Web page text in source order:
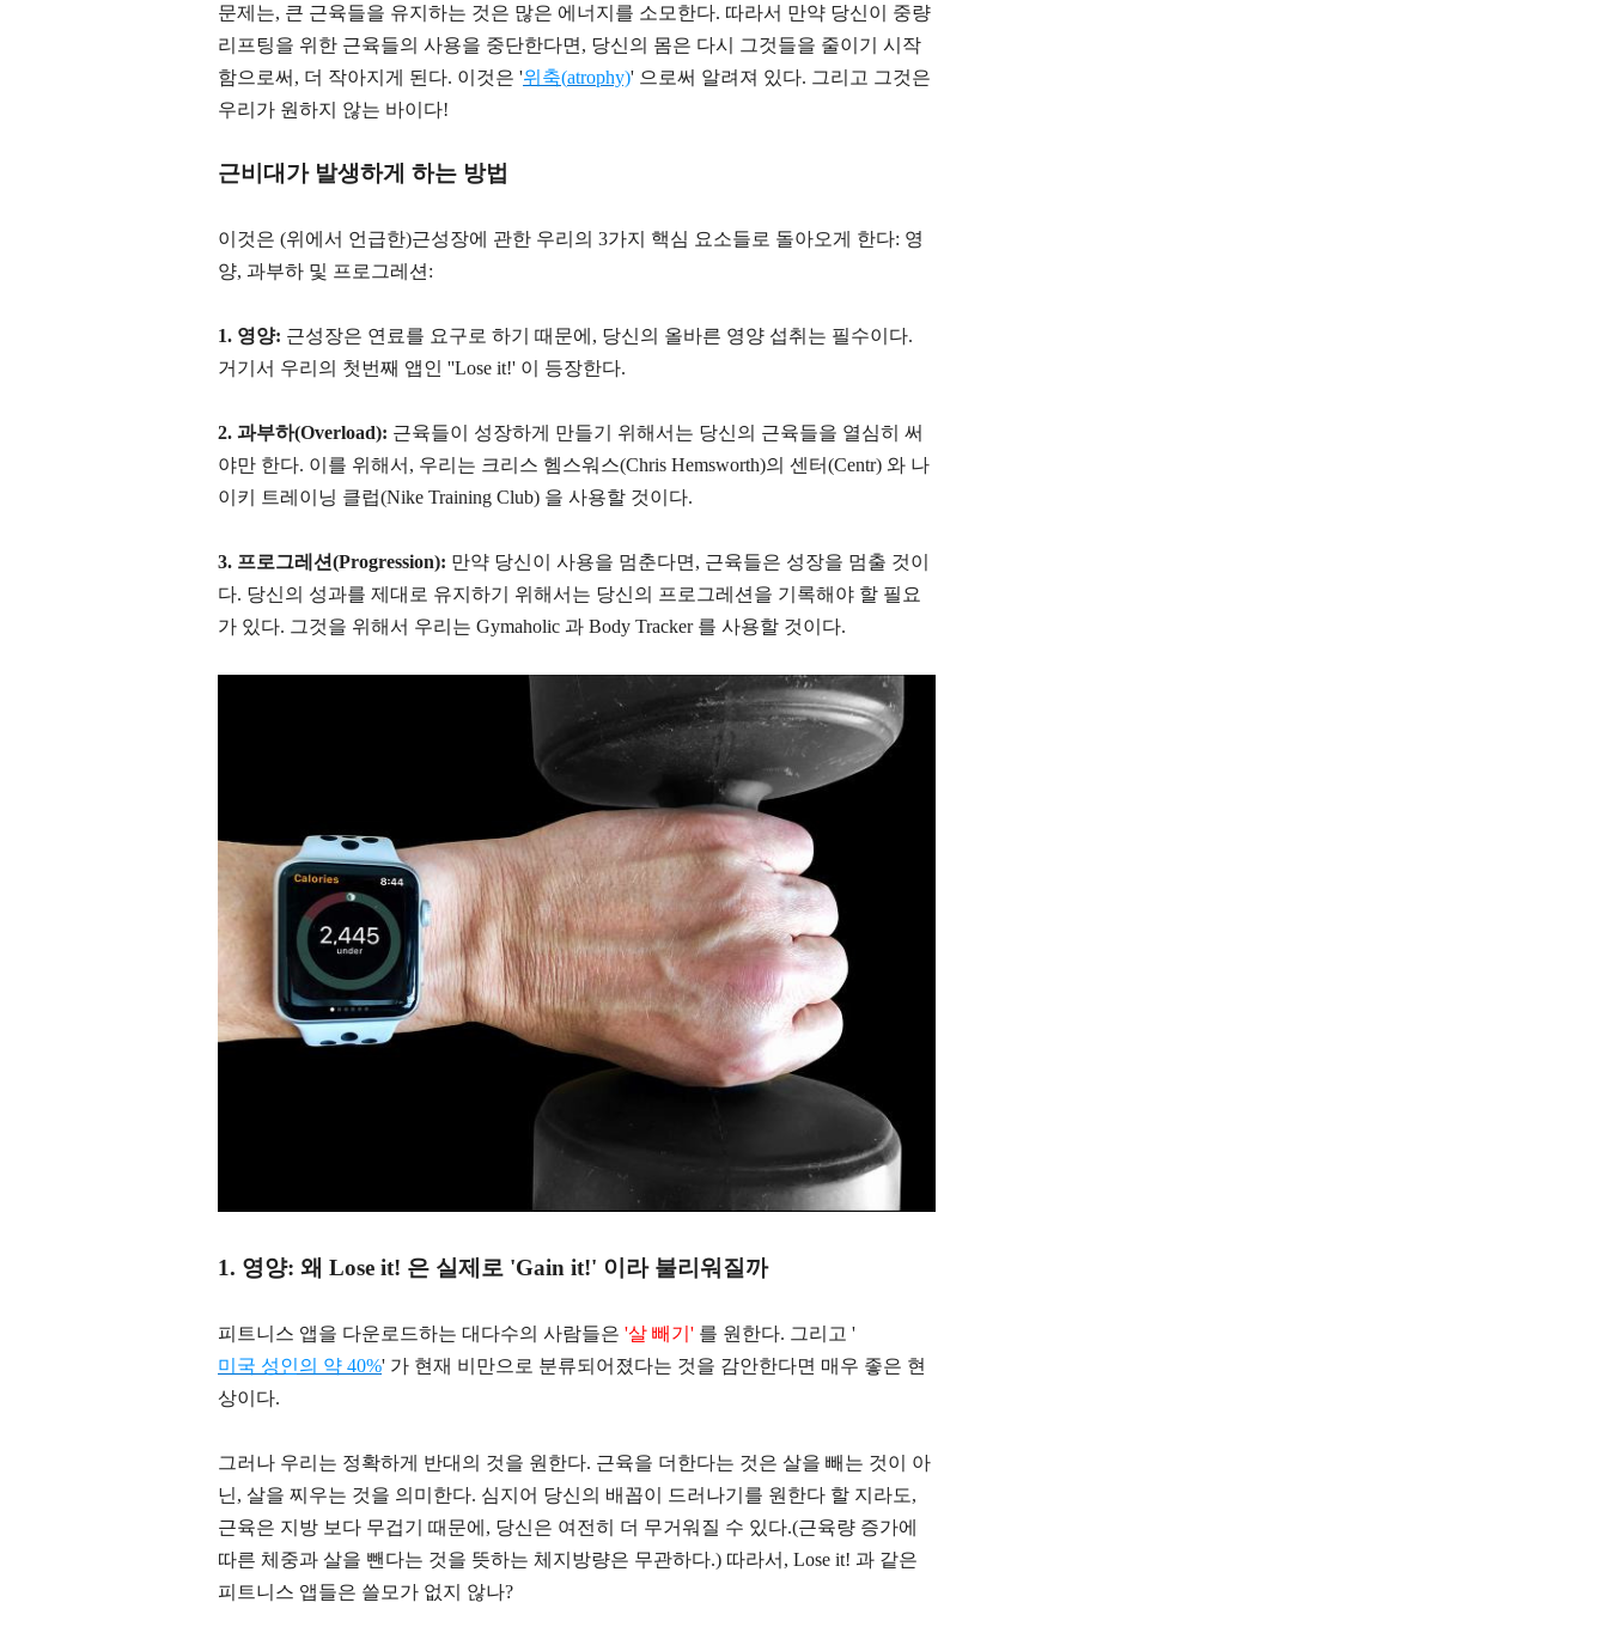
문제는, 큰 근육들을 유지하는 것은 많은 에너지를 소모한다. 따라서 만약 당신이 중량
리프팅을 위한 근육들의 사용을 중단한다면, 당신의 몸은 다시 그것들을 줄이기 시작
함으로써, 더 작아지게 된다. 이것은 '위축(atrophy)' 으로써 알려져 있다. 그리고 그것은
우리가 원하지 않는 바이다!
근비대가 발생하게 하는 방법
이것은 (위에서 언급한)근성장에 관한 우리의 3가지 핵심 요소들로 돌아오게 한다: 영
양, 과부하 및 프로그레션:
1. 영양: 근성장은 연료를 요구로 하기 때문에, 당신의 올바른 영양 섭취는 필수이다.
거기서 우리의 첫번째 앱인 ''Lose it!' 이 등장한다.
2. 과부하(Overload): 근육들이 성장하게 만들기 위해서는 당신의 근육들을 열심히 써
야만 한다. 이를 위해서, 우리는 크리스 헴스워스(Chris Hemsworth)의 센터(Centr) 와 나
이키 트레이닝 클럽(Nike Training Club) 을 사용할 것이다.
3. 프로그레션(Progression): 만약 당신이 사용을 멈춘다면, 근육들은 성장을 멈출 것이
다. 당신의 성과를 제대로 유지하기 위해서는 당신의 프로그레션을 기록해야 할 필요
가 있다. 그것을 위해서 우리는 Gymaholic 과 Body Tracker 를 사용할 것이다.
1. 영양: 왜 Lose it! 은 실제로 'Gain it!' 이라 불리워질까
피트니스 앱을 다운로드하는 대다수의 사람들은 '살 빼기' 를 원한다. 그리고 '
미국 성인의 약 40%' 가 현재 비만으로 분류되어졌다는 것을 감안한다면 매우 좋은 현
상이다.
그러나 우리는 정확하게 반대의 것을 원한다. 근육을 더한다는 것은 살을 빼는 것이 아
닌, 살을 찌우는 것을 의미한다. 심지어 당신의 배꼽이 드러나기를 원한다 할 지라도,
근육은 지방 보다 무겁기 때문에, 당신은 여전히 더 무거워질 수 있다.(근육량 증가에
따른 체중과 살을 뺀다는 것을 뜻하는 체지방량은 무관하다.) 따라서, Lose it! 과 같은
피트니스 앱들은 쓸모가 없지 않나?